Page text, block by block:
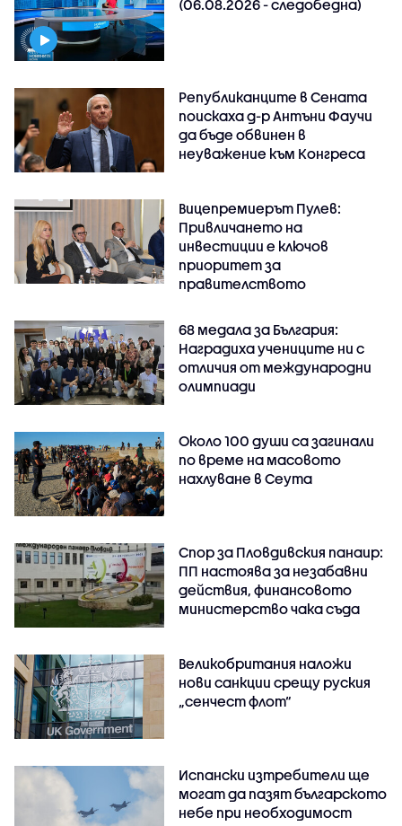
(06.08.2026 - следобедна)
Републиканците в Сената
поискаха д-р Антъни Фаучи
да бъде обвинен в
неуважение към Конгреса
Вицепремиерът Пулев:
Привличането на
инвестиции е ключов
приоритет за
правителството
68 медала за България:
Наградиха учениците ни с
отличия от международни
олимпиади
Около 100 души са загинали
по време на масовото
нахлуване в Сеута
Спор за Пловдивския панаир:
ПП настоява за незабавни
действия, финансовото
министерство чака съда
Великобритания наложи
нови санкции срещу руския
„сенчест флот“
Испански изтребители ще
могат да пазят българското
небе при необходимост